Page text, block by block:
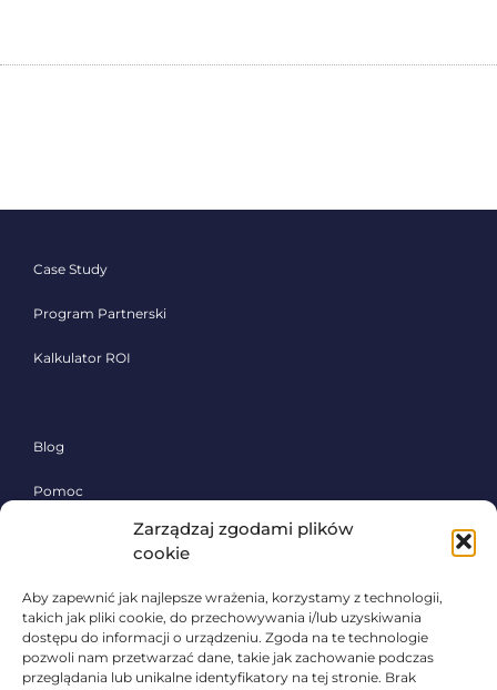
Zarządzaj zgodami plików
cookie
Aby zapewnić jak najlepsze wrażenia, korzystamy z technologii,
takich jak pliki cookie, do przechowywania i/lub uzyskiwania
dostępu do informacji o urządzeniu. Zgoda na te technologie
pozwoli nam przetwarzać dane, takie jak zachowanie podczas
przeglądania lub unikalne identyfikatory na tej stronie. Brak
Case Study
Program Partnerski
Kalkulator ROI
Blog
Pomoc
Polityka prywatności
Poznaj system Sherlock Waste,
skontaktuj się!